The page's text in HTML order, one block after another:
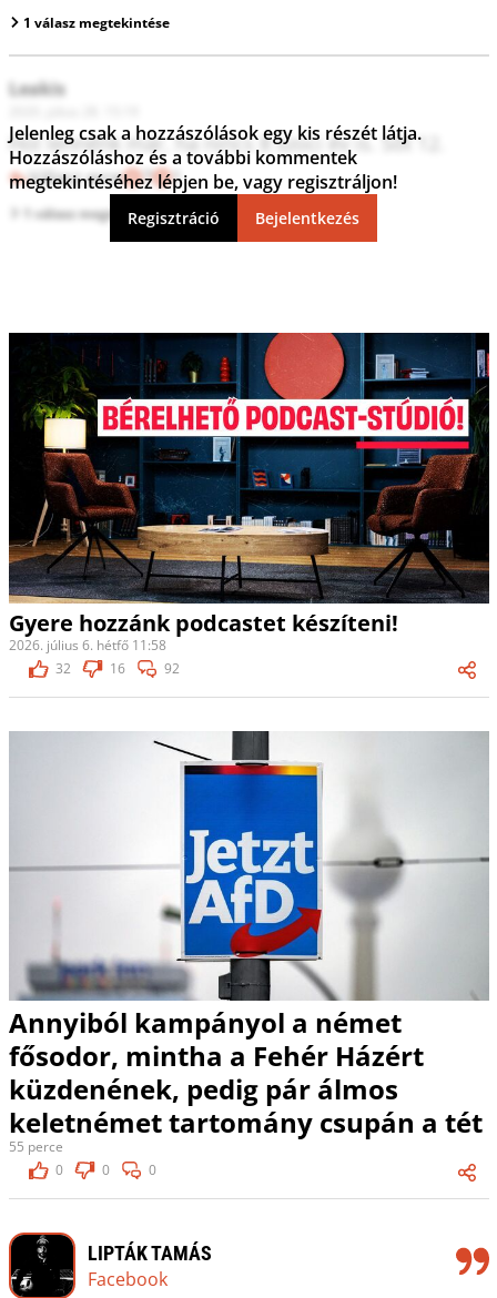
1 válasz megtekintése
Leakis
Hol lennénk már, ha nincs 8 szoci év is. Sőt 12.
Válasz erre 7 1
1 válasz megtekintése
Jelenleg csak a hozzászólások egy kis részét látja.
Hozzászóláshoz és a további kommentek
megtekintéséhez lépjen be, vagy regisztráljon!
Regisztráció Bejelentkezés
Gyere hozzánk podcastet készíteni!
2026. július 6. hétfő 11:58
32
16 92
Annyiból kampányol a német
fősodor, mintha a Fehér Házért
küzdenének, pedig pár álmos
keletnémet tartomány csupán a tét
55 perce
0
0 0
LIPTÁK TAMÁS
Facebook